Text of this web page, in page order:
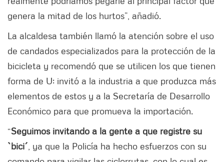
genera la mitad de los hurtos”, añadió.
La alcaldesa también llamó la atención sobre el uso
de candados especializados para la protección de la
bicicleta y recomendó que se utilicen los que tienen
forma de U; invitó a la industria a que produzca más
elementos de estos y a la Secretaría de Desarrollo
Económico para que promueva la importación.
“Seguimos invitando a la gente a que registre su
`bici´ , ya que la Policía ha hecho esfuerzos con su